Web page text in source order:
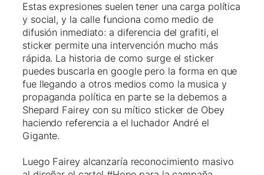
Estas expresiones suelen tener una carga política
y social, y la calle funciona como medio de
difusión inmediato: a diferencia del grafiti, el
sticker permite una intervención mucho más
rápida. La historia de como surge el sticker
puedes buscarla en google pero la forma en que
fue llegando a otros medios como la musica y
propaganda política en parte se la debemos a
Shepard Fairey con su mítico sticker de Obey
haciendo referencia a el luchador André el
Gigante.
Luego Fairey alcanzaría reconocimiento masivo